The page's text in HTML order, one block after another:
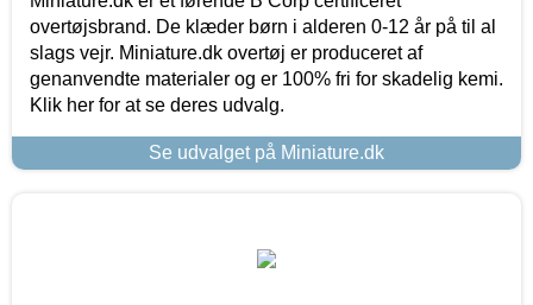
overtøjsbrand. De klæder børn i alderen 0-12 år på til al
slags vejr. Miniature.dk overtøj er produceret af
genanvendte materialer og er 100% fri for skadelig kemi.
Klik her for at se deres udvalg.
Se udvalget på Miniature.dk